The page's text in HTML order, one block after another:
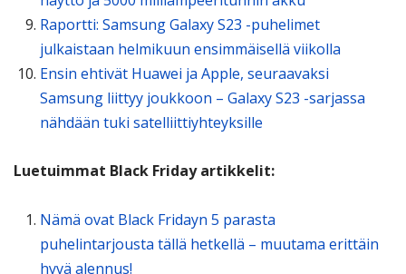
Raportti: Samsung Galaxy S23 -puhelimet
julkaistaan helmikuun ensimmäisellä viikolla
Ensin ehtivät Huawei ja Apple, seuraavaksi
Samsung liittyy joukkoon – Galaxy S23 -sarjassa
nähdään tuki satelliittiyhteyksille
Luetuimmat Black Friday artikkelit:
Nämä ovat Black Fridayn 5 parasta
puhelintarjousta tällä hetkellä – muutama erittäin
hyvä alennus!